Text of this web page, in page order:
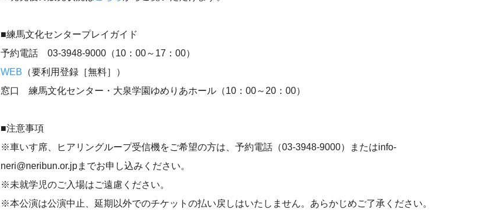
■練馬文化センタープレイガイド
予約電話 03-3948-9000（10：00～17：00）
WEB （要利用登録［無料］）
窓口 練馬文化センター・大泉学園ゆめりあホール（10：00～20：00）
■注意事項
※車いす席、ヒアリングループ受信機をご希望の方は、予約電話（03-3948-9000）またはinfo-
neri@neribun.or.jpまでお申し込みください。
※未就学児のご入場はご遠慮ください。
※本公演は公演中止、延期以外でのチケットの払い戻しはいたしません。あらかじめご了承ください。